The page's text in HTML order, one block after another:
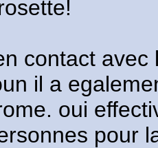
contact
il a
oui
pour